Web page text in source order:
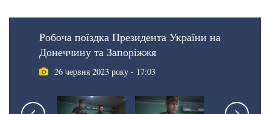
Робоча поїздка Президента України на
Донеччину та Запоріжжя
26 червня 2023 року - 17:03